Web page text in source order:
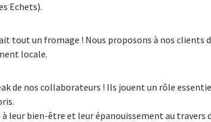
Echets).
tout un fromage ! Nous proposons à nos clients
locale.
de nos collaborateurs ! Ils jouent un rôle
leur bien-être et leur épanouissement au travers